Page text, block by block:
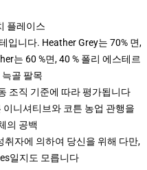
플레이스
입니다. Heather Grey는 70% 면,
는 60 %면, 40 % 폴리 에스테르
골 팔목
조직 기준에 따라 평가됩니다
니셔티브와 코튼 농업 관행을
의 공백
자에 의하여 당신을 위해 다만,
일지도 모릅니다